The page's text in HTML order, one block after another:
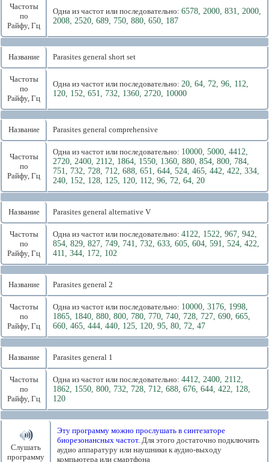
Частоты
по
Райфу, Гц
Одна из частот или последовательно: 6578, 2000, 831, 2000,
2008, 2520, 689, 750, 880, 650, 187
Название Parasites general short set
Частоты
по
Райфу, Гц
Одна из частот или последовательно: 20, 64, 72, 96, 112,
120, 152, 651, 732, 1360, 2720, 10000
Название Parasites general comprehensive
Частоты
по
Райфу, Гц
Одна из частот или последовательно: 10000, 5000, 4412,
2720, 2400, 2112, 1864, 1550, 1360, 880, 854, 800, 784,
751, 732, 728, 712, 688, 651, 644, 524, 465, 442, 422, 334,
240, 152, 128, 125, 120, 112, 96, 72, 64, 20
Название Parasites general alternative V
Частоты
по
Райфу, Гц
Одна из частот или последовательно: 4122, 1522, 967, 942,
854, 829, 827, 749, 741, 732, 633, 605, 604, 591, 524, 422,
411, 344, 172, 102
Название Parasites general 2
Частоты
по
Райфу, Гц
Одна из частот или последовательно: 10000, 3176, 1998,
1865, 1840, 880, 800, 780, 770, 740, 728, 727, 690, 665,
660, 465, 444, 440, 125, 120, 95, 80, 72, 47
Название Parasites general 1
Частоты
по
Райфу, Гц
Одна из частот или последовательно: 4412, 2400, 2112,
1862, 1550, 800, 732, 728, 712, 688, 676, 644, 422, 128,
120
Слушать
программу
Эту программу можно прослушать в синтезаторе
биорезонансных частот. Для этого достаточно подключить
аудио аппаратуру или наушники к аудио-выходу
компьютера или смартфона